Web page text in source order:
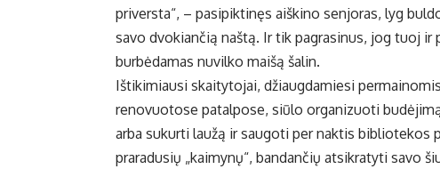
priversta“, – pasipiktinęs aiškino senjoras, lyg
savo dvokiančią naštą. Ir tik pagrasinus, jog tuoj
burbėdamas nuvilko maišą šalin.
Ištikimiausi skaitytojai, džiaugdamiesi
renovuotose patalpose, siūlo organizuoti
arba sukurti laužą ir saugoti per naktis
praradusių „kaimynų“, bandančių atsikratyti savo